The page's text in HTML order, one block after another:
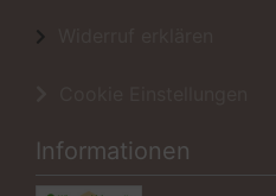
Informationen